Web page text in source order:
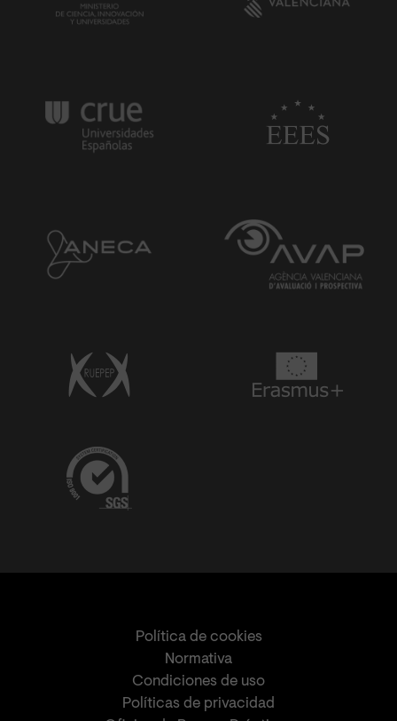
Política de cookies
Normativa
Condiciones de uso
Políticas de privacidad